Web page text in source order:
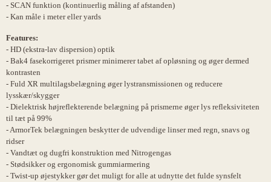
- SCAN funktion (kontinuerlig måling af afstanden)
- Kan måle i meter eller yards
Features:
- HD (ekstra-lav dispersion) optik
- Bak4 fasekorrigeret prismer minimerer tabet af opløsning og øger dermed
kontrasten
- Fuld XR multilagsbelægning øger lystransmissionen og reducere
lysskær/skygger
- Dielektrisk højreflekterende belægning på prismerne øger lys refleksiviteten
til tæt på 99%
- ArmorTek belægningen beskytter de udvendige linser med regn, snavs og
ridser
- Vandtæt og dugfri konstruktion med Nitrogengas
- Stødsikker og ergonomisk gummiarmering
- Twist-up øjestykker gør det muligt for alle at udnytte det fulde synsfelt